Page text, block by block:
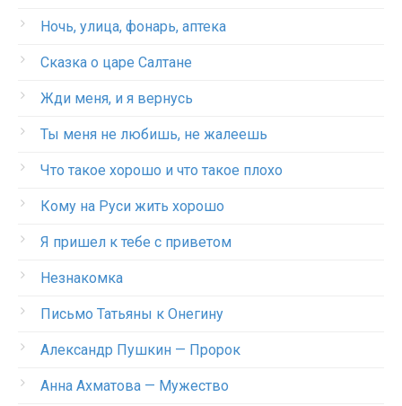
Ночь, улица, фонарь, аптека
Сказка о царе Салтане
Жди меня, и я вернусь
Ты меня не любишь, не жалеешь
Что такое хорошо и что такое плохо
Кому на Руси жить хорошо
Я пришел к тебе с приветом
Незнакомка
Письмо Татьяны к Онегину
Александр Пушкин — Пророк
Анна Ахматова — Мужество